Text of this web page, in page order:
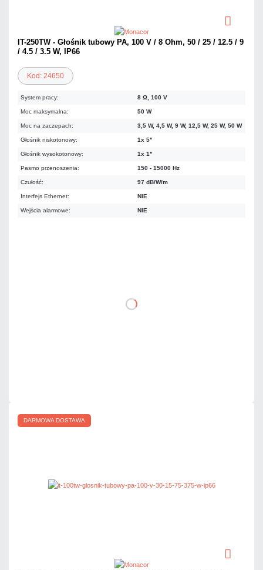
IT-250TW - Głośnik tubowy PA, 100 V / 8 Ohm, 50 / 25 / 12.5 / 9
/ 4.5 / 3.5 W, IP66
Kod: 24650
System pracy: 8 Ω, 100 V
Moc maksymalna: 50 W
Moc na zaczepach: 3,5 W, 4,5 W, 9 W, 12,5 W, 25 W, 50 W
Głośnik niskotonowy: 1x 5"
Głośnik wysokotonowy: 1x 1"
Pasmo przenoszenia: 150 - 15000 Hz
Czułość: 97 dB/W/m
Interfejs Ethernet: NIE
Wejścia alarmowe: NIE
DO KOSZYKA
DARMOWA DOSTAWA